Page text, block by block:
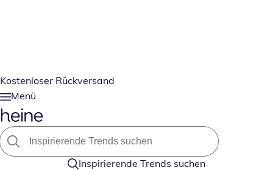
Kostenloser Rückversand
Menü
Inspirierende Trends suchen